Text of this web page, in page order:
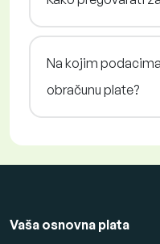
Na kojim
obračunu plate?
Vaša osnovna plata